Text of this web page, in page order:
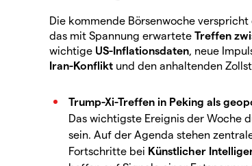
Die kommende Börsenwoche
das mit Spannung erwartete Treffen
wichtige US-Inflationsdaten , neue
Iran-Konflikt und den anhaltenden
Trump-Xi-Treffen in Peking als
Das wichtigste Ereignis der Woche
sein. Auf der Agenda stehen
Fortschritte bei Künstlicher